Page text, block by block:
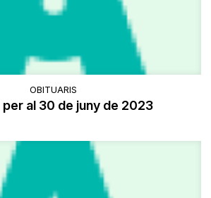
OBITUARIS
per al 30 de juny de 2023